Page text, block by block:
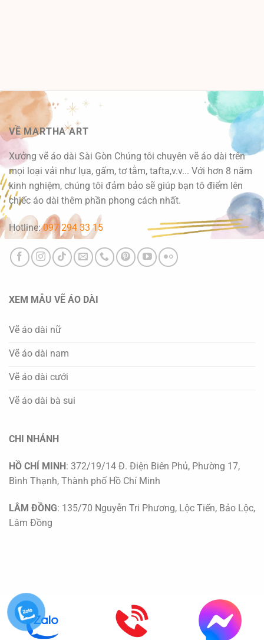
VỀ MARTHA ART
Xưởng vẽ áo dài Sài Gòn Chúng tôi chuyên vẽ áo dài trên
mọi loại vải như lụa, gấm, tơ tằm, tafta,v.v... Với hơn 8 năm
kinh nghiệm, chúng tôi đảm bảo sẽ giúp bạn tô điểm lên
chiếc áo dài thêm phần phong cách nhất.
Hotline:097 294 33 15
XEM MẪU VẼ ÁO DÀI
Vẽ áo dài nữ
Vẽ áo dài nam
Vẽ áo dài cưới
Vẽ áo dài bà sui
CHI NHÁNH
HỒ CHÍ MINH: 372/19/14 Đ. Điện Biên Phủ, Phường 17,
Bình Thạnh, Thành phố Hồ Chí Minh
LÂM ĐỒNG: 135/70 Nguyễn Tri Phương, Lộc Tiến, Bảo Lộc,
Lâm Đồng